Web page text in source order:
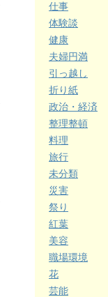
仕事
体験談
健康
夫婦円満
引っ越し
折り紙
政治・経済
整理整頓
料理
旅行
未分類
災害
祭り
紅葉
美容
職場環境
花
芸能